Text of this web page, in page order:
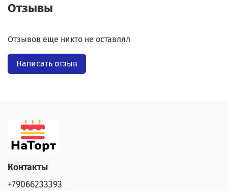
Отзывы
Отзывов еще никто не оставлял
Написать отзыв
Контакты
+79066233393